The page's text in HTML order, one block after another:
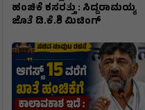
ಹಂಚಿಕೆ ಕಸರತ್ತು : ಸಿದ್ದರಾಮಯ್ಯ
ಜೊತೆ ಡಿ.ಕೆ.ಶಿ ಮಿಟಿಂಗ್